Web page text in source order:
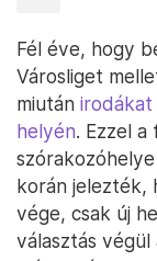
Fél éve, hogy
Városliget
miután irodákat
helyén. Ezzel
korán jelezték,
vége, csak új
választás végül